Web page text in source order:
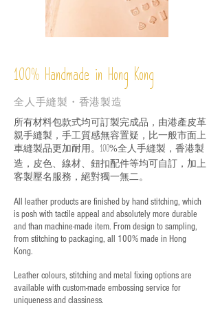
100% Handmade in Hong Kong
全人手縫製・香港製造
所有材料包款式均可訂製完成品，由港產皮革
親手縫製，手工質感無容置疑，比一般市面上
車縫製品更加耐用。 100%全人手縫製，香港製
造，皮色、線材、鈕扣配件等均可自訂，加上
客製壓名服務，絕對獨一無二。
All leather products are finished by hand stitching, which
is posh with tactile appeal and absolutely more durable
and than machine-made item. From design to sampling,
from stitching to packaging, all 100% made in Hong
Kong.
Leather colours, stitching and metal fixing options are
available with custom-made embossing service for
uniqueness and classiness.